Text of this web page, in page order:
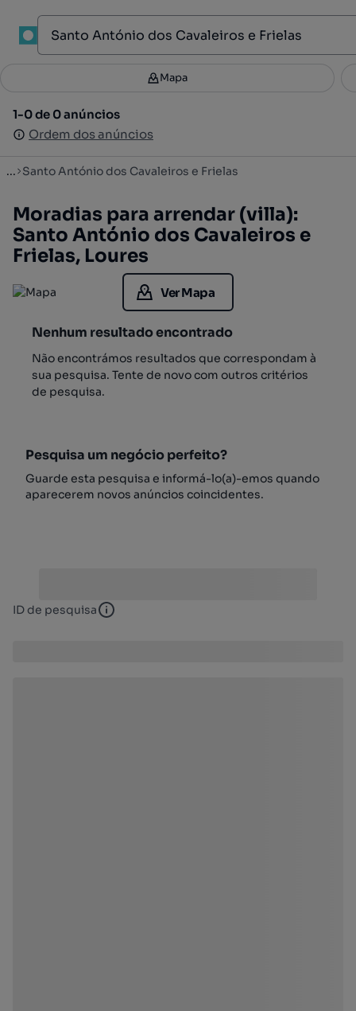
Filtros 4
1-0 de 0 anúncios
Ordem dos anúncios
Mapa
1-0 de 0 anúncios
Ordem dos anúncios
... Santo António dos Cavaleiros e Frielas
Moradias para arrendar (villa):
Santo António dos Cavaleiros e
Frielas, Loures
Ver Mapa
Nenhum resultado encontrado
Não encontrámos resultados que correspondam à
sua pesquisa. Tente de novo com outros critérios
de pesquisa.
Pesquisa um negócio perfeito?
Guarde esta pesquisa e informá-lo(a)-emos quando
aparecerem novos anúncios coincidentes.
ID de pesquisa ID de pesquisa